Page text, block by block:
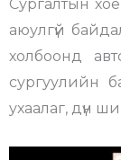
Сургалтын
аюулгүй
холбоонд
сургуулийн
ухаалаг, дүн